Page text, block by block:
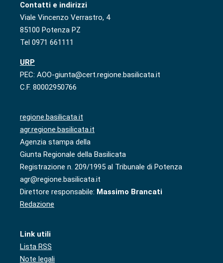
Contatti e indirizzi
Viale Vincenzo Verrastro, 4
85100 Potenza PZ
Tel 0971 661111
URP
PEC: AOO-giunta@cert.regione.basilicata.it
C.F. 80002950766
regione.basilicata.it
agr.regione.basilicata.it
Agenzia stampa della
Giunta Regionale della Basilicata
Registrazione n. 209/1995 al Tribunale di Potenza
agr@regione.basilicata.it
Direttore responsabile: Massimo Brancati
Redazione
Link utili
Lista RSS
Note legali